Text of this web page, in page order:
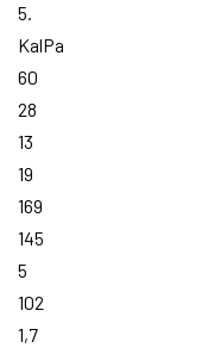
5.
KalPa
60
28
13
19
169
145
5
102
1,7